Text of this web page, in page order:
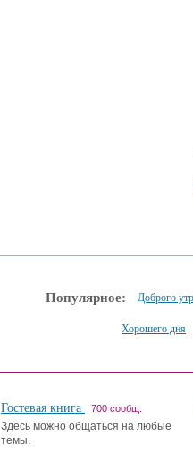
Популярное: Доброго
Хорошего дня
Гостевая книга 700 сообщ.
Здесь можно общаться на любые
темы.